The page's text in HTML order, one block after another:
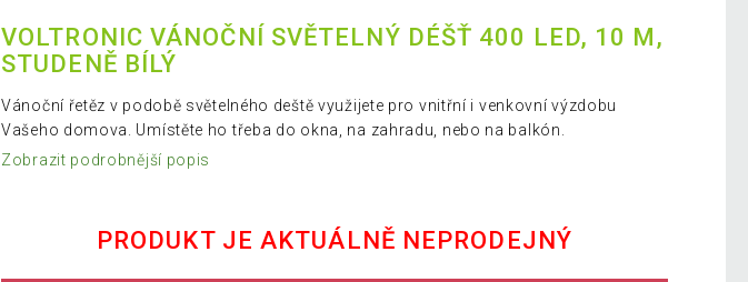
VOLTRONIC VÁNOČNÍ SVĚTELNÝ DÉŠŤ 400 LED, 10 M,
STUDENĚ BÍLÝ
Vánoční řetěz v podobě světelného deště využijete pro vnitřní i venkovní výzdobu
Vašeho domova. Umístěte ho třeba do okna, na zahradu, nebo na balkón.
Zobrazit podrobnější popis
PRODUKT JE AKTUÁLNĚ NEPRODEJNÝ